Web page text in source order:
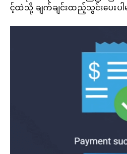
င့်ထဲသို့ ချက်ချင်းထည့်သွင်းပေးပါ